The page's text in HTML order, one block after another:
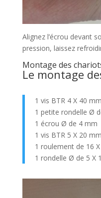
Alignez l’écrou devant
pression, laissez
Montage des
Le montage
1 vis BTR 4 X 40 mm
1 petite rondelle Ø
1 écrou Ø de 4 mm
1 vis BTR 5 X 20 mm
1 roulement de 16
1 rondelle Ø de 5 X